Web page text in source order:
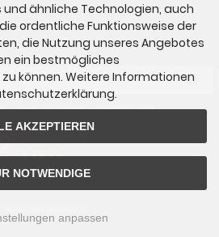
in Ihrem Kundenkonto abbestellt werden.
SEHR GUT
und ähnliche Technologien, auch
ordentliche Funktionsweise der
die Nutzung unseres Angebotes
ein bestmögliches
können. Weitere Informationen
AKZEPTIEREN
NOTWENDIGE
anpassen